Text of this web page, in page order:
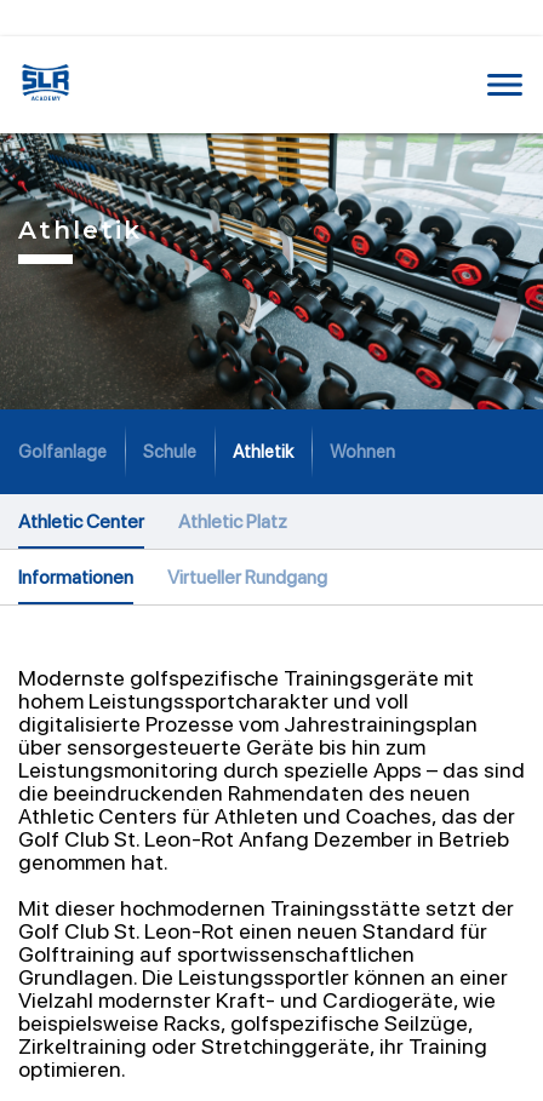
Athletik
Golfanlage Schule Athletik Wohnen
Athletic Center​ Athletic Platz
Informationen Virtueller Rundgang
Modernste golfspezifische Trainingsgeräte mit
hohem Leistungssportcharakter und voll
digitalisierte Prozesse vom Jahrestrainingsplan
über sensorgesteuerte Geräte bis hin zum
Leistungsmonitoring durch spezielle Apps – das sind
die beeindruckenden Rahmendaten des neuen
Athletic Centers für Athleten und Coaches, das der
Golf Club St. Leon-Rot Anfang Dezember in Betrieb
genommen hat.
Mit dieser hochmodernen Trainingsstätte setzt der
Golf Club St. Leon-Rot einen neuen Standard für
Golftraining auf sportwissenschaftlichen
Grundlagen. Die Leistungssportler können an einer
Vielzahl modernster Kraft- und Cardiogeräte, wie
beispielsweise Racks, golfspezifische Seilzüge,
Zirkeltraining oder Stretchinggeräte, ihr Training
optimieren.